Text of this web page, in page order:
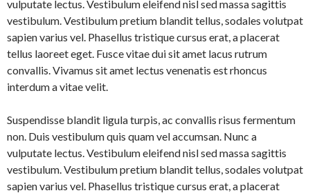
vulputate lectus. Vestibulum eleifend nisl sed massa sagittis
vestibulum. Vestibulum pretium blandit tellus, sodales volutpat
sapien varius vel. Phasellus tristique cursus erat, a placerat
tellus laoreet eget. Fusce vitae dui sit amet lacus rutrum
convallis. Vivamus sit amet lectus venenatis est rhoncus
interdum a vitae velit.
Suspendisse blandit ligula turpis, ac convallis risus fermentum
non. Duis vestibulum quis quam vel accumsan. Nunc a
vulputate lectus. Vestibulum eleifend nisl sed massa sagittis
vestibulum. Vestibulum pretium blandit tellus, sodales volutpat
sapien varius vel. Phasellus tristique cursus erat, a placerat